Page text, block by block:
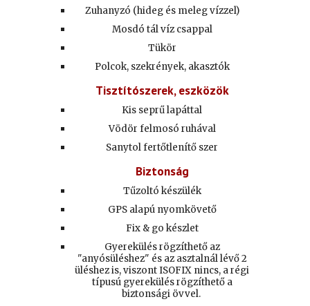
Zuhanyzó (hideg és meleg vízzel)
Mosdó tál víz csappal
Tükör
Polcok, szekrények, akasztók
Tisztítószerek, eszközök
Kis seprű lapáttal
Vödör felmosó ruhával
Sanytol fertőtlenítő szer
Biztonság
Tűzoltó készülék
GPS alapú nyomkövető
Fix & go készlet
Gyerekülés rögzíthető az
"anyósüléshez" és az asztalnál lévő 2
üléshez is, viszont ISOFIX nincs, a régi
típusú gyerekülés rögzíthető a
biztonsági övvel.